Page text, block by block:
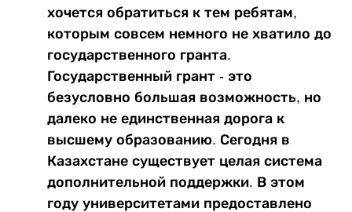
хочется обратиться к тем ребятам,
которым совсем немного не хватило до
государственного гранта.
Государственный грант - это
безусловно большая возможность, но
далеко не единственная дорога к
высшему образованию. Сегодня в
Казахстане существует целая система
дополнительной поддержки. В этом
году университетами предоставлено